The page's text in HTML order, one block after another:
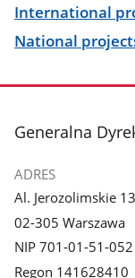
International
National
stopka
Generalna
ADRES
Al. Jerozolimskie
02-305 Warszawa
NIP 701-01-51-052
Regon 141628410